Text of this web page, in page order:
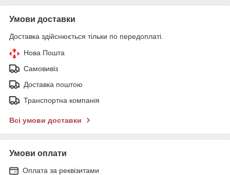
Умови доставки
Доставка здійснюється тільки по передоплаті.
Нова Пошта
Самовивіз
Доставка поштою
Транспортна компанія
Всі умови доставки
Умови оплати
Оплата за реквізитами